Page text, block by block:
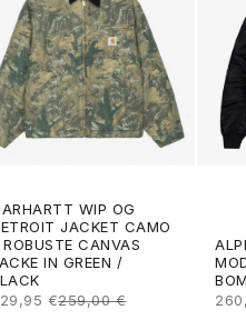
WIP OG
JACKET CAMO
CANVAS
IN GREEN /
€REGULÄRER PREIS
259,00 €